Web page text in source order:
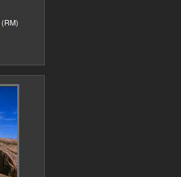
(RM)